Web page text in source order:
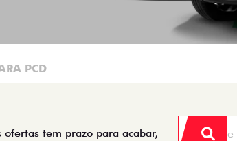
PCD
tem prazo para acabar,